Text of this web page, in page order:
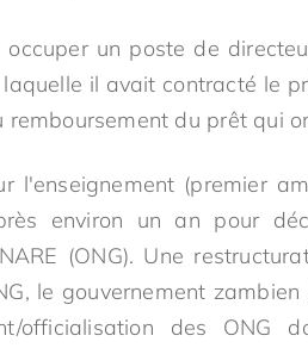
un poste de
il avait contracté le
remboursement du prêt qui
l'enseignement (premier
environ un an pour
(ONG). Une
le gouvernement
officialisation des